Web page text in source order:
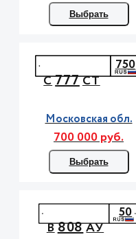
Выбрать
С777СТ
750
Московская обл.
700 000 руб.
Выбрать
В808АУ
50